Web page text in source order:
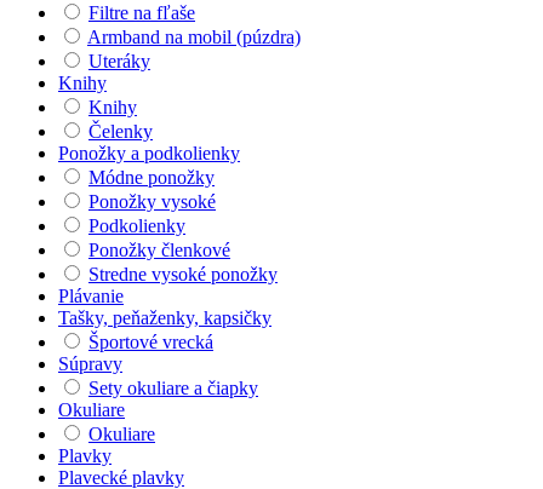
Filtre na fľaše
Armband na mobil (púzdra)
Uteráky
Knihy
Knihy
Čelenky
Ponožky a podkolienky
Módne ponožky
Ponožky vysoké
Podkolienky
Ponožky členkové
Stredne vysoké ponožky
Plávanie
Tašky, peňaženky, kapsičky
Športové vrecká
Súpravy
Sety okuliare a čiapky
Okuliare
Okuliare
Plavky
Plavecké plavky